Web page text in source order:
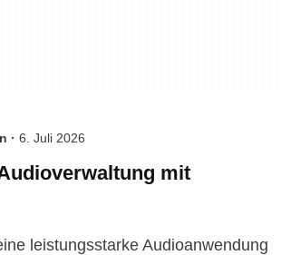
· 6. Juli 2026
mit
leistungsstarke Audioanwendung